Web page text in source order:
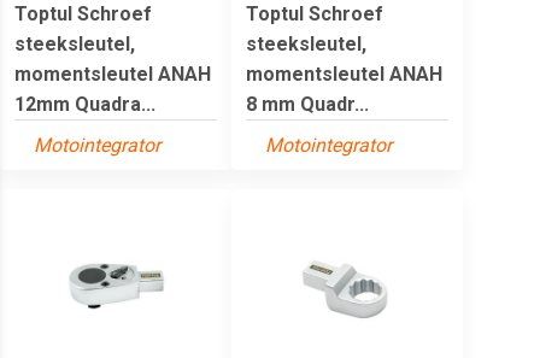
Toptul Schroef
steeksleutel,
momentsleutel ANAH
12mm Quadra...
Motointegrator
Toptul Schroef
steeksleutel,
momentsleutel ANAH
8 mm Quadr...
Motointegrator